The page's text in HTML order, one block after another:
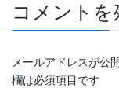
コメントを
メールアドレスが公
欄は必須項目です